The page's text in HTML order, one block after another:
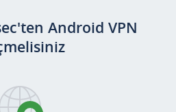
Android VPN